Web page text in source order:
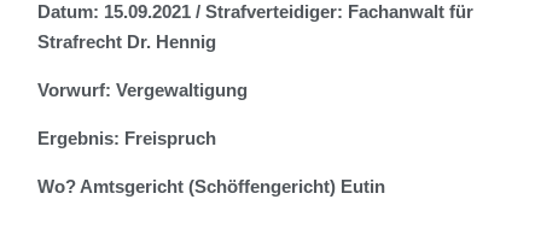
Datum: 15.09.2021 /Strafverteidiger: Fachanwalt für
Strafrecht Dr. Hennig
Vorwurf: Vergewaltigung
Ergebnis: Freispruch
Wo? Amtsgericht (Schöffengericht) Eutin